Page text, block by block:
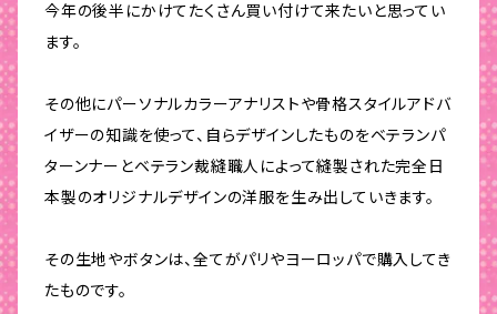
今年の後半にかけてたくさん買い付けて来たいと思ってい
ます。
その他にパーソナルカラーアナリストや骨格スタイルアドバ
イザーの知識を使って、自らデザインしたものをベテランパ
ターンナーとベテラン裁縫職人によって縫製された完全日
本製のオリジナルデザインの洋服を生み出していきます。
その生地やボタンは、全てがパリやヨーロッパで購入してき
たものです。